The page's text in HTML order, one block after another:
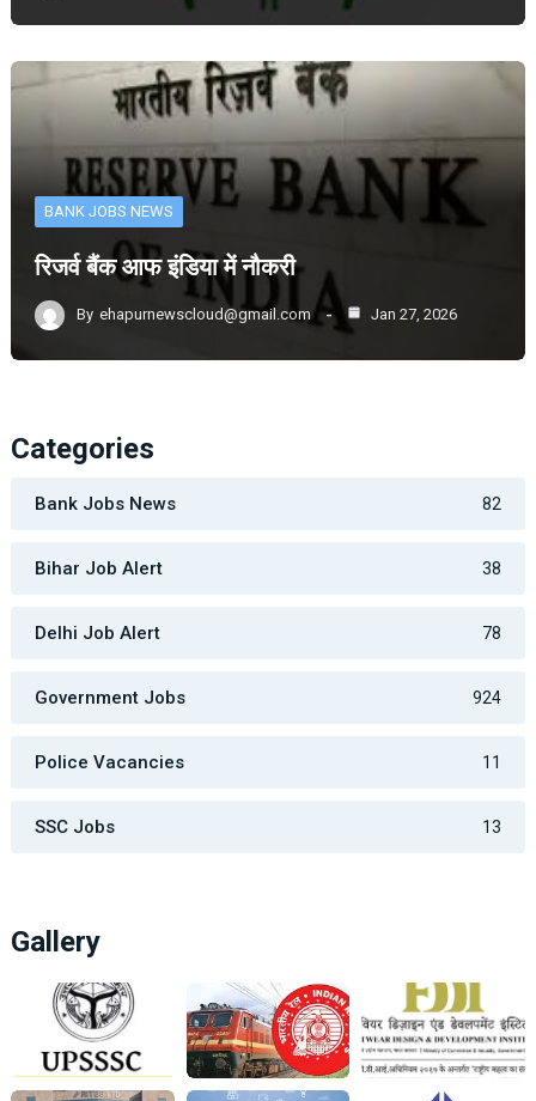
BANK JOBS NEWS
रिजर्व बैंक आफ इंडिया में नौकरी
By ehapurnewscloud@gmail.com Jan 27, 2026
Categories
Bank Jobs News 82
Bihar Job Alert 38
Delhi Job Alert 78
Government Jobs 924
Police Vacancies 11
SSC Jobs 13
Gallery